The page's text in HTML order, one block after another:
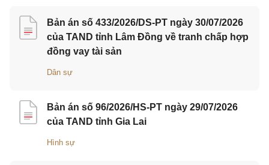
Bản án số 433/2026/DS-PT ngày 30/07/2026
của TAND tỉnh Lâm Đồng về tranh chấp hợp
đồng vay tài sản
Dân sự
Bản án số 96/2026/HS-PT ngày 29/07/2026
của TAND tỉnh Gia Lai
Hình sự